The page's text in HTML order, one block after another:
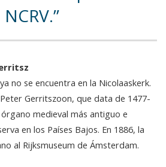
NCRV.
no se encuentra en la Nicolaaskerk.
Gerritszoon, que data de 1477-
medieval más antiguo e
en los Países Bajos. En 1886, la
al Rijksmuseum de Ámsterdam.